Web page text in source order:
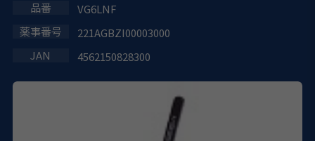
VG6LNF
221AGBZI00003000
4562150828300